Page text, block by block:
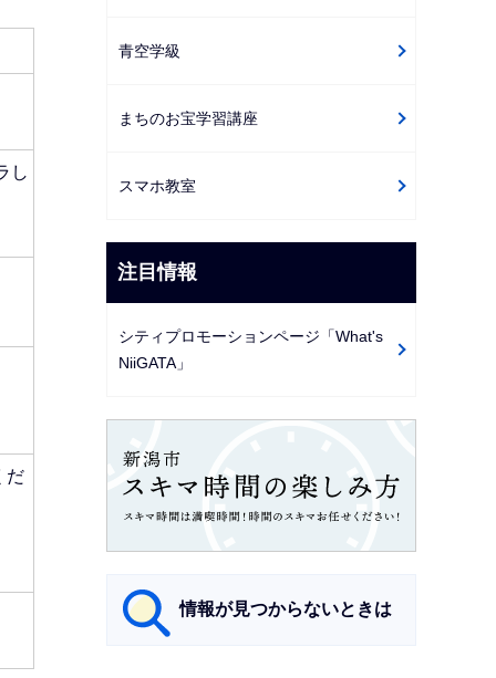
し
だ
青空学級
まちのお宝学習講座
スマホ教室
注目情報
シティプロモーションページ「What's
NiiGATA」
情報が見つからないときは